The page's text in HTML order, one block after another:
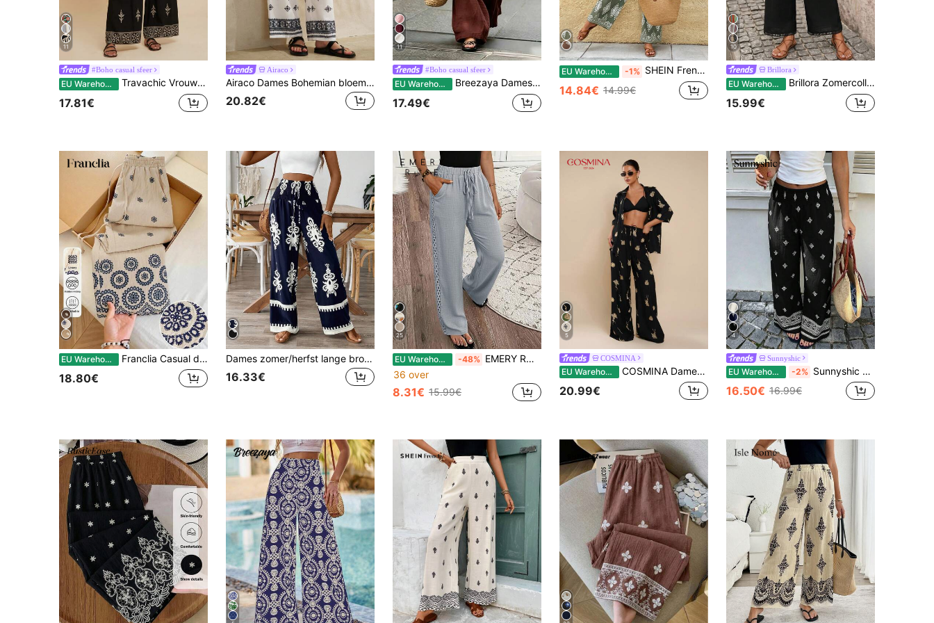
11
#Boho casual sfeer
EU Warehouse Travachic Vrouwen vakantie plant patroon bloemenprint zwarte wijde broek, losse casual broek, lente & zomer voor vrouwen, strandkleding, Pasen, strand voor vrouwen, voorjaarsvakantie, vakantie vrouwen, concert vrouwen, rave festival, rave, geschikt voor vakantie, afternoon tea, trouwseizoen, strandcruise vakantie, citytrip vakantie, boho vakantie, muziekfestival, strandkleding, Pasen, strand voor vrouwen, elegante broeken voor vrouwen, vakantie, concert vrouwen, tropische vakantie, vakantie, bohemian, voor lente zomer en herfst
17.81€
Airaco
Airaco Dames Bohemian bloemenprint wijde, losse casual broek
20.82€
11
#Boho casual sfeer
EU Warehouse Breezaya Dames losse broek met wijde pijpen, elegante Franse stijl effen kleur, zomer, boho, vakantie, feestdag casual veelzijdig woon-werkverkeer dagelijks strand
17.49€
EU Warehouse -1% SHEIN Frenchy Dames vakantie casual broek met geometrische print en wijde pijpen, lente, zomer, eenvoudige modieuze casual broek, volledig bedrukt met geometrisch patroon, stretchstof, voor vakantie en dagelijks gebruik, zomer voor dames, wintergroen, kerstresort
14.84€ 14.99€
10
Brillora
EU Warehouse Brillora Zomercollectie 2026: effen zwarte broek met ruches, trekkoord, hoge taille en wijde pijpen, zakken met geometrische kleurblokken, casual rechte pijpen, veelzijdige, comfortabele, losse pasvorm, afslankende standaardmaat, geschikt voor dagelijks gebruik, woon-werkverkeer, reizen en vakantie.
15.99€
EU Warehouse Franclia Casual damesbroek met linnenprint en losse pasvorm, modieus en veelzijdig voor de lente/zomer.
18.80€
Dames zomer/herfst lange broek met tailleband en trekkoord, casual vakantiestijl, willekeurige bloemen retro print, niet gepositioneerd
16.33€
25
EU Warehouse -48% EMERY ROSE Dames denim effect zijplooi taille casual broek
36 over
8.31€ 15.99€
5
COSMINA
EU Warehouse COSMINA Dames borduurwerk decoratie casual veelzijdige rechte broek voor dagelijks gebruik
20.99€
4
Sunnyshic
EU Warehouse -2% Sunnyshic Abrikooskleurige, gewassen bamboe broek met knoopjes, bloemenprint, retrostijl, lage taille, trekkoord, rechte pijpen, wijde pijpen, dames lente/zomer vakantie strand bohemian elegant woon-werkverkeer romantisch casual veelzijdig
16.50€ 16.99€